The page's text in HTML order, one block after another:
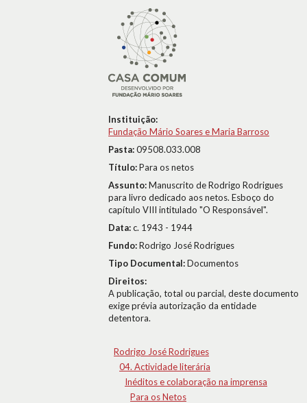
Instituição:
Fundação Mário Soares e Maria Barroso
Pasta:09508.033.008
Título:Para os netos
Assunto:Manuscrito de Rodrigo Rodrigues
para livro dedicado aos netos. Esboço do
capítulo VIII intitulado "O Responsável".
Data:c. 1943 - 1944
Fundo:Rodrigo José Rodrigues
Tipo Documental:Documentos
Direitos:
A publicação, total ou parcial, deste documento
exige prévia autorização da entidade
detentora.
Rodrigo José Rodrigues
04. Actividade literária
Inéditos e colaboração na imprensa
Para os Netos